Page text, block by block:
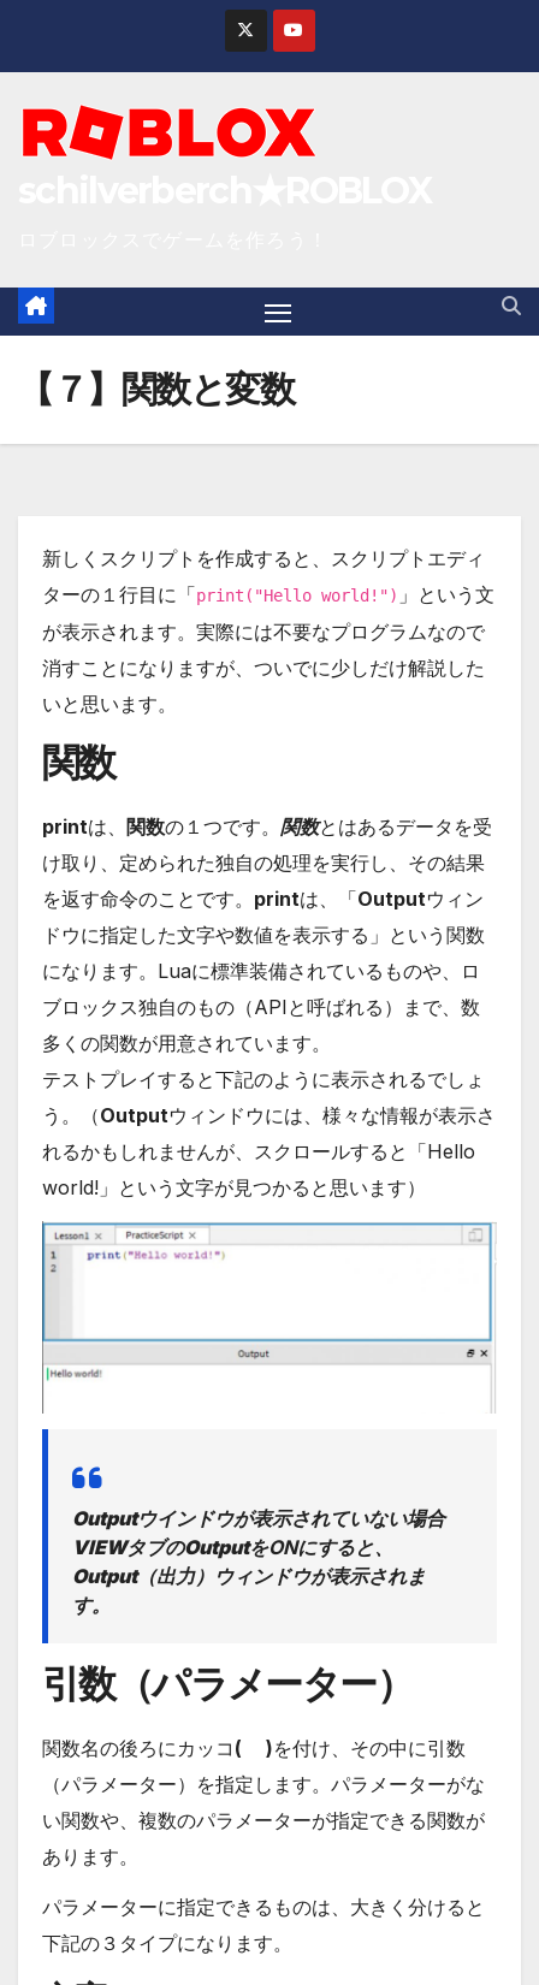
t
t
【７】関数と変数
新しくスクリプトを作成すると、スクリプトエディ
ターの１行目に「print("Hello world!") 」という文
が表示されます。実際には不要なプログラムなので
消すことになりますが、ついでに少しだけ解説した
いと思います。
関数
printは、 関数の１つです。 関数とはあるデータを受
け取り、定められた独自の処理を実行し、その結果
を返す命令のことです。 printは、「Outputウィン
ドウに指定した文字や数値を表示する」という関数
になります。Luaに標準装備されているものや、ロ
ブロックス独自のもの（APIと呼ばれる）まで、数
多くの関数が用意されています。
テストプレイすると下記のように表示されるでしょ
う。（Outputウィンドウには、様々な情報が表示さ
れるかもしれませんが、スクロールすると「Hello
world!」という文字が見つかると思います）
Outputウインドウが表示されていない場合
VIEWタブのOutputをONにすると、
Output（出力）ウィンドウが表示されま
す。
引数（パラメーター）
関数名の後ろにカッコ ( )を付け、その中に引数
（パラメーター）を指定します。パラメーターがな
い関数や、複数のパラメーターが指定できる関数が
あります。
パラメーターに指定できるものは、大きく分けると
下記の３タイプになります。